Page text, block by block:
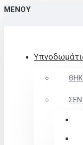
ΜΕΝΟΎ